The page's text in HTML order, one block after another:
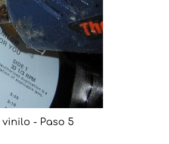
- Paso 5